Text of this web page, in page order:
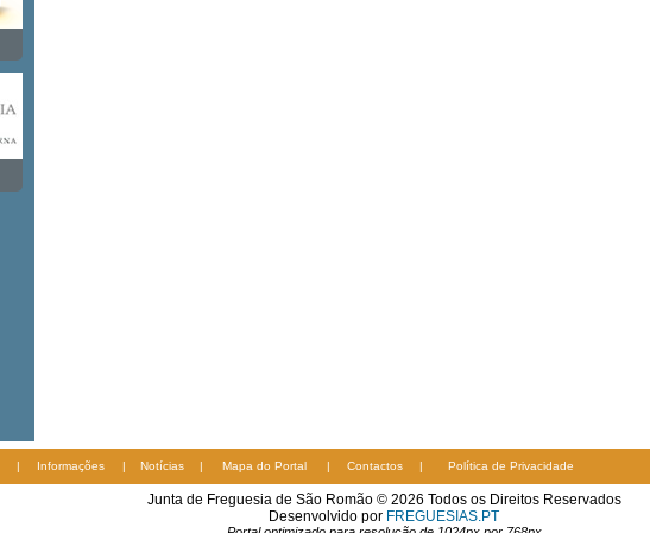
| Informações | Notícias | Mapa do Portal | Contactos | Política de Privacidade
Junta de Freguesia de São Romão © 2026 Todos os Direitos Reservados
Desenvolvido por FREGUESIAS.PT